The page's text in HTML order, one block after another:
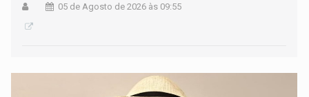
05 de Agosto de 2026 às 09:55